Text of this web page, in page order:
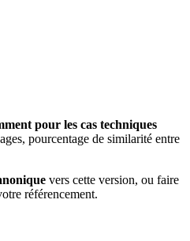
pour les cas techniques
pourcentage de similarité entre
vers cette version, ou faire
référencement.